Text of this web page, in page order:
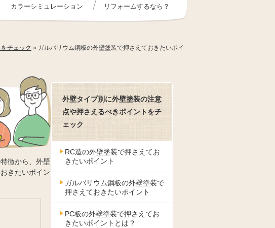
カラーシミュレーション
リフォームするなら？
チェック » ガルバリウム鋼板の外壁塗装で押さえておきたいポイ
徴から、外壁
きたいポイン
外壁タイプ別に外壁塗装の注意
点や押さえるべきポイントをチ
ェック
RC造の外壁塗装で押さえてお
きたいポイント
ガルバリウム鋼板の外壁塗装で
押さえておきたいポイント
PC板の外壁塗装で押さえてお
きたいポイントとは？